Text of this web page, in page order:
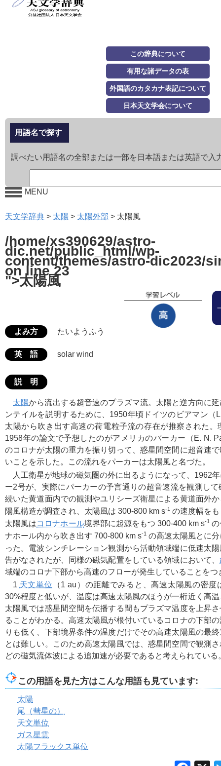
この辞典について
有用な諸データの表
外国語のカタカナ表記について
日本天文学会について
用語名で探す
調べたい用語名の全部または一部を日本語または英語で入
MENU
天文学辞典 > 太陽 > 太陽外部 > 太陽風
/home/xs390629/astro-
dic.net/public_html/wp-
content/themes/astro-dic2023/
on line23
">太陽風
よみ方 たいようふう
英 語 solar wind
説 明
太陽から流出する超音速のプラズマ流。太陽と逆方向に
ンテイルを説明するために、1950年頃ドイツのビアマン（
太陽から吹き出す高速の荷電粒子流の存在が推察された。
1958年の論文で予想したのがアメリカのパーカー（E. N.
のコロナが太陽の重力を振り切って、惑星間空間に超音速
いことを示した。この流れをパーカーは太陽風と名づた。
人工衛星が地球の磁気圏の外に出るようになって、1962
ー2号が、実際にパーカーの予言通りの超音速流を観測し
続いた黄道面内での観測やユリシーズ衛星による黄道面外
陽風構造が調査され、太陽風は 300-800 km s-1 の速度幅を
太陽風はコロナホール境界部に起源をもつ 300-400 km s-1 の
ナホール内から吹き出す 700-800 km s-1 の高速太陽風とに
った。電波シンチレーション観測から活動領域端に低速太
告がなされたが、同様の磁気配置をしている領域において、
域端のコロナ下部から高速のフローが発生していることをつ
1 天文単位 （1 au）の距離でみると、高速太陽風の密
30%程度と低いが、温度は高速太陽風のほうが一桁近く高
太陽風では惑星間空間を伝播する間もプラズマ温度を上昇
ることがわかる。高速太陽風が根付いているコロナの下部
りも低く、下部境界条件の温度だけでその高速太陽風の最
とは難しい。このため高速太陽風では、惑星間空間で観測
どの磁気流体波による追加速が必要であると考えられている
この用語を見た方はこんな用語も見ています:
太陽
尾（彗星の）
天文単位
ガス星雲
太陽フラックス単位